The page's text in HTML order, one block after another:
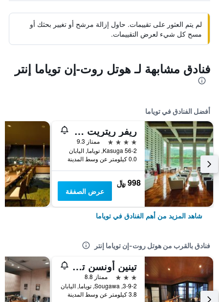
لم يتم العثور على تقييمات. حاول إزالة مرشح أو تغيير بحثك أو
مسح كل شيء لعرض التقييمات.
فنادق مشابهة لـ هوتل روت-إن توياما إنتر
أفضل الفنادق في توياما
ريفر ريتريت جاراكو
4 نجوم
ممتاز 9.3
56-2 Kasuga, توياما, اليابان
0.0 كيلومتر عن وسط المدينة
998 ﷼
عرض الصفقة
شاهد المزيد من أهم الفنادق في توياما
فنادق بالقرب من هوتل روت-إن توياما إنتر
تينين أونسن توياما تسوروغي نو يو أونيادو نونو
3 نجوم
ممتاز 8.8
3-9-2, Sougawa, توياما, اليابان
3.8 كيلومتر عن وسط المدينة